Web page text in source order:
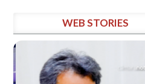
WEB STORIES